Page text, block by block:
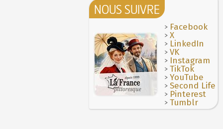
NOUS SUIVRE
> Facebook
>X
> LinkedIn
>VK
> Instagram
>TikTok
>YouTube
>Second Life
> Pinterest
>Tumblr